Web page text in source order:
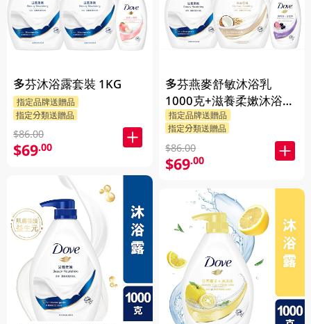
多芬沐浴露套裝 1KG
指定品牌送贈品
指定分類送贈品
$86.00
$69.00
多芬燕麥舒敏沐浴乳
1000克+滋養柔嫰沐浴乳
1000克+Dove沐浴乳200
克 (隨機發送) 1PK
指定品牌送贈品
指定分類送贈品
$86.00
$69.00